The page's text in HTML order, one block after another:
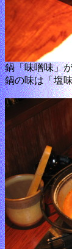
鍋「味噌味」
鍋の味は「塩